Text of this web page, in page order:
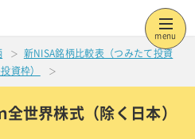
menu
新NISA銘柄比較表（つみたて投資
資枠）
世界株式（除く日本）